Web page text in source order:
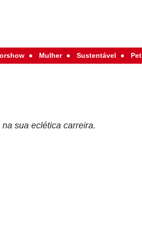
Mulher Sustentável Pet
sua eclética carreira.